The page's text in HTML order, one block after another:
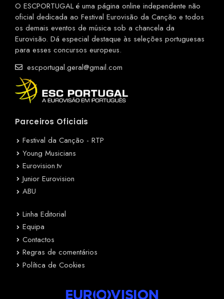
O ESCPORTUGAL é uma página online independente não
oficial dedicada ao Festival Eurovisão da Canção e todos
os demais eventos de música sob a chancela da
Eurovisão. Dá especial destaque às seleções portuguesas
para esses concursos europeus.
escportugal.geral@gmail.com
Parceiros Oficiais
Festival da Canção - RTP
Young Musicians
Eurovision.tv
Junior Eurovision
ABU
Linha Editorial
Equipa
Contactos
Regras de comentários
Política de Cookies